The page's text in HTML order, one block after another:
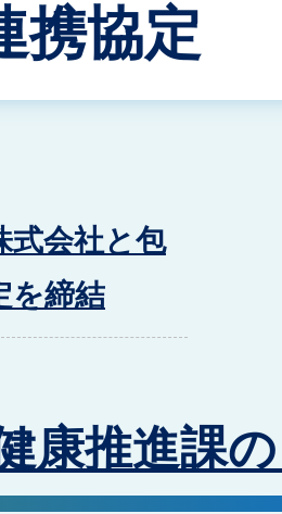
携協定
式会社と包
を締結
康推進課